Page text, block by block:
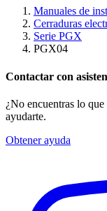
Manuales de
Cerraduras
Serie PGX
PGX04
Contactar con
¿No encuentras lo
ayudarte.
Obtener ayuda